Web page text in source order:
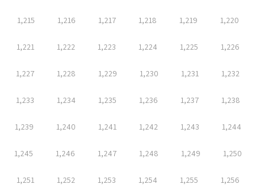
1,215 1,216 1,217 1,218 1,219 1,220
1,221 1,222 1,223 1,224 1,225 1,226
1,227 1,228 1,229 1,230 1,231 1,232
1,233 1,234 1,235 1,236 1,237 1,238
1,239 1,240 1,241 1,242 1,243 1,244
1,245 1,246 1,247 1,248 1,249 1,250
1,251 1,252 1,253 1,254 1,255 1,256